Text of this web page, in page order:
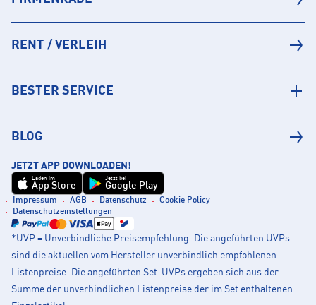
RENT / VERLEIH
BESTER SERVICE
BLOG
JETZT APP DOWNLOADEN!
Laden im
App Store
Jetzt bei
Google Play
Impressum AGB Datenschutz
Cookie Policy
Datenschutzeinstellungen
*UVP = Unverbindliche Preisempfehlung. Die angeführten UVPs
sind die aktuellen vom Hersteller unverbindlich empfohlenen
Listenpreise. Die angeführten Set-UVPs ergeben sich aus der
Summe der unverbindlichen Listenpreise der im Set enthaltenen